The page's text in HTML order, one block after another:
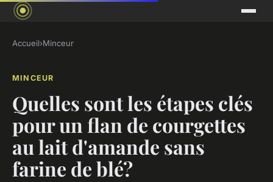
Accueil›Minceur
MINCEUR
Quelles sont les étapes clés
pour un flan de courgettes
au lait d'amande sans
farine de blé?